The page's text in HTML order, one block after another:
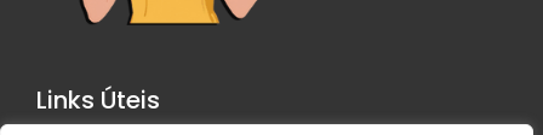
Links Úteis